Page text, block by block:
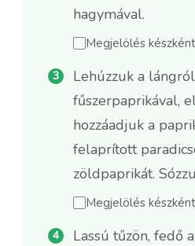
hagymával.
Megjelölés készként
Lehúzzuk a
fűszerpaprikával,
hozzáadjuk a
felaprított
zöldpaprikát.
Megjelölés készként
Lassú tűzön, fedő